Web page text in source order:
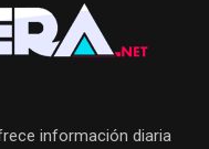
información diaria